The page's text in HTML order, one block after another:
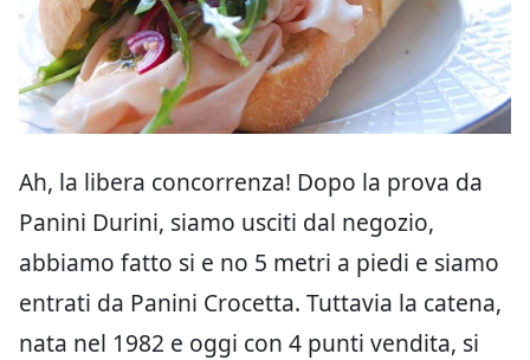
Ah, la libera concorrenza! Dopo la prova da
Panini Durini, siamo usciti dal negozio,
abbiamo fatto si e no 5 metri a piedi e siamo
entrati da Panini Crocetta. Tuttavia la catena,
nata nel 1982 e oggi con 4 punti vendita, si